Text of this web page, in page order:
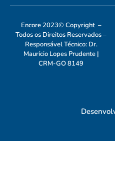
Encore 2023© Copyright –
Todos os Direitos Reservados –
Responsável Técnico: Dr.
Maurício Lopes Prudente |
CRM-GO 8149